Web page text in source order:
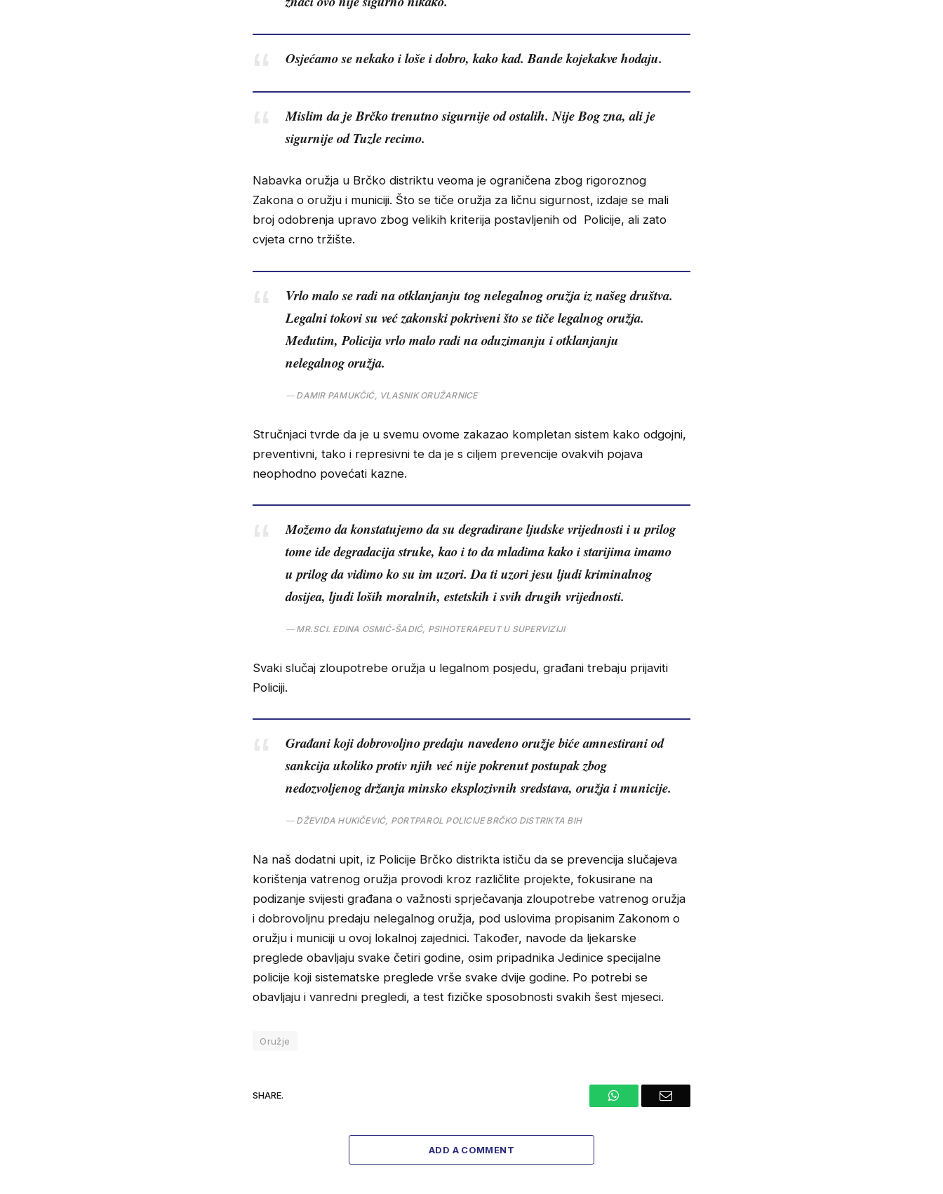
Osjećamo se nekako i loše i dobro, kako kad. Bande kojekakve hodaju.
Mislim da je Brčko trenutno sigurnije od ostalih. Nije Bog zna, ali je
sigurnije od Tuzle recimo.
Nabavka oružja u Brčko distriktu veoma je ograničena zbog rigoroznog
Zakona o oružju i municiji. Što se tiče oružja za ličnu sigurnost, izdaje se mali
broj odobrenja upravo zbog velikih kriterija postavljenih od Policije, ali zato
cvjeta crno tržište.
Vrlo malo se radi na otklanjanju tog nelegalnog oružja iz našeg društva.
Legalni tokovi su već zakonski pokriveni što se tiče legalnog oružja.
Međutim, Policija vrlo malo radi na oduzimanju i otklanjanju
nelegalnog oružja.
DAMIR PAMUKČIĆ, VLASNIK ORUŽARNICE
Stručnjaci tvrde da je u svemu ovome zakazao kompletan sistem kako odgojni,
preventivni, tako i represivni te da je s ciljem prevencije ovakvih pojava
neophodno povećati kazne.
Možemo da konstatujemo da su degradirane ljudske vrijednosti i u prilog
tome ide degradacija struke, kao i to da mladima kako i starijima imamo
u prilog da vidimo ko su im uzori. Da ti uzori jesu ljudi kriminalnog
dosijea, ljudi loših moralnih, estetskih i svih drugih vrijednosti.
MR.SCI. EDINA OSMIĆ-ŠADIĆ, PSIHOTERAPEUT U SUPERVIZIJI
Svaki slučaj zloupotrebe oružja u legalnom posjedu, građani trebaju prijaviti
Policiji.
Građani koji dobrovoljno predaju navedeno oružje biće amnestirani od
sankcija ukoliko protiv njih već nije pokrenut postupak zbog
nedozvoljenog držanja minsko eksplozivnih sredstava, oružja i municije.
DŽEVIDA HUKIČEVIĆ, PORTPAROL POLICIJE BRČKO DISTRIKTA BIH
Na naš dodatni upit, iz Policije Brčko distrikta ističu da se prevencija slučajeva
korištenja vatrenog oružja provodi kroz različlite projekte, fokusirane na
podizanje svijesti građana o važnosti sprječavanja zloupotrebe vatrenog oružja
i dobrovoljnu predaju nelegalnog oružja, pod uslovima propisanim Zakonom o
oružju i municiji u ovoj lokalnoj zajednici. Također, navode da ljekarske
preglede obavljaju svake četiri godine, osim pripadnika Jedinice specijalne
policije koji sistematske preglede vrše svake dvije godine. Po potrebi se
obavljaju i vanredni pregledi, a test fizičke sposobnosti svakih šest mjeseci.
Oružje
SHARE. WhatsAppEmail
ADD A COMMENT